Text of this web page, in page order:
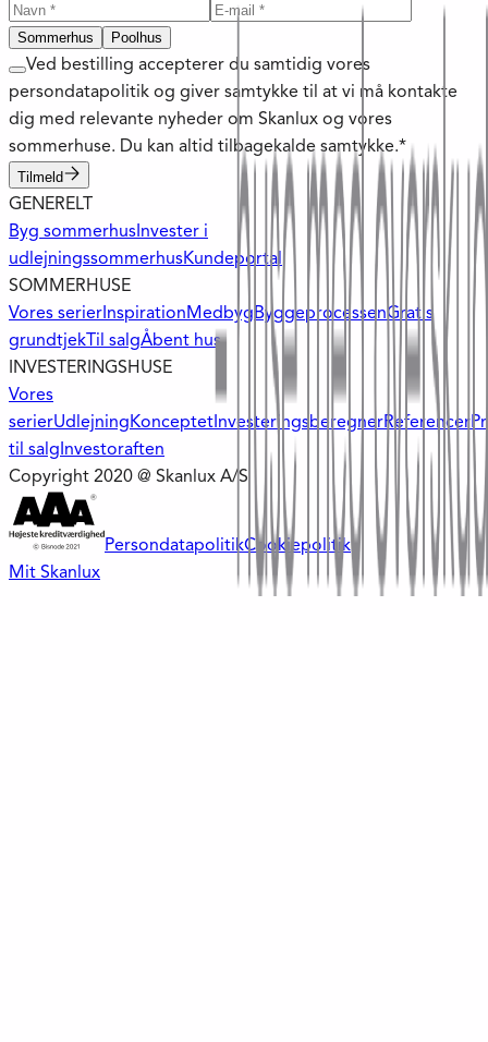
Sommerhus Poolhus
Ved bestilling accepterer du samtidig vores
persondatapolitik og giver samtykke til at vi må kontakte
dig med relevante nyheder om Skanlux og vores
sommerhuse. Du kan altid tilbagekalde samtykke.*
Tilmeld
GENERELT
Byg sommerhusInvester i
udlejningssommerhusKundeportal
SOMMERHUSE
Vores serierInspirationMedbygByggeprocessenGratis
grundtjek Til salgÅbent hus
INVESTERINGSHUSE
Vores
serierUdlejningKonceptetInvesteringsberegnerReferencer
til salgInvestoraften
Copyright 2020 @ Skanlux A/S
PersondatapolitikCookiepolitik
Mit Skanlux